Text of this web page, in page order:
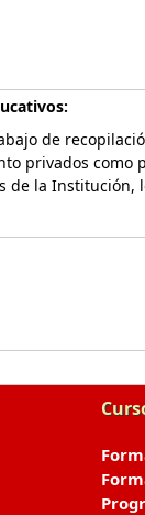
de
privados
la Institución,